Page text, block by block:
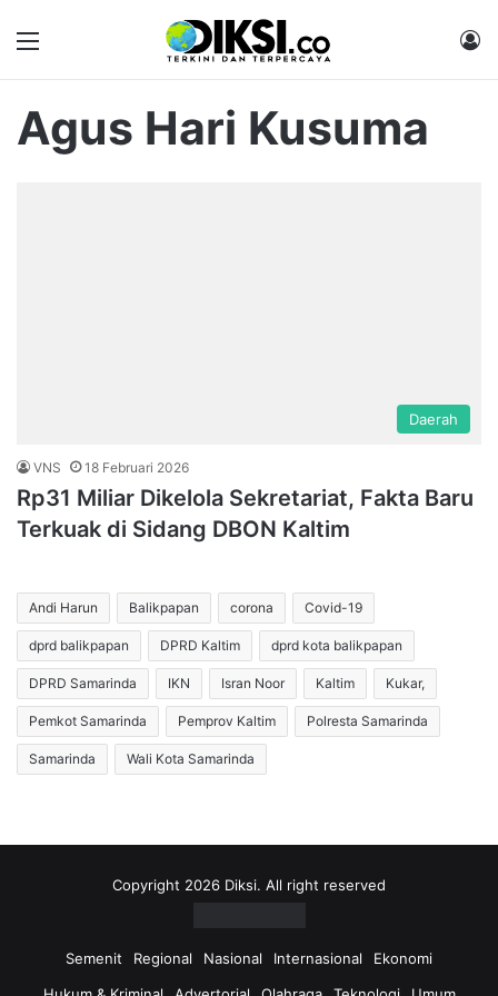
Agus Hari Kusuma
Daerah
VNS 18 Februari 2026
Rp31 Miliar Dikelola Sekretariat, Fakta Baru
Terkuak di Sidang DBON Kaltim
Andi Harun Balikpapan corona Covid-19
dprd balikpapan DPRD Kaltim dprd kota balikpapan
DPRD Samarinda IKN Isran Noor Kaltim Kukar,
Pemkot Samarinda Pemprov Kaltim Polresta Samarinda
Samarinda Wali Kota Samarinda
Copyright 2026 Diksi. All right reserved
Semenit Regional Nasional Internasional
Ekonomi